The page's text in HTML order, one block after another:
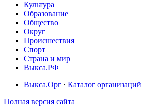
Культура
Образование
Общество
Округ
Происшествия
Спорт
Страна и мир
Выкса.РФ
Выкса.Орг · Каталог организаций
Полная версия сайта